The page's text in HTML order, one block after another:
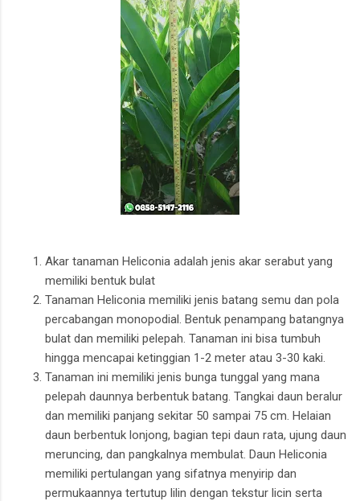
Akar tanaman Heliconia adalah jenis akar serabut yang
memiliki bentuk bulat
Tanaman Heliconia memiliki jenis batang semu dan pola
percabangan monopodial. Bentuk penampang batangnya
bulat dan memiliki pelepah. Tanaman ini bisa tumbuh
hingga mencapai ketinggian 1-2 meter atau 3-30 kaki.
Tanaman ini memiliki jenis bunga tunggal yang mana
pelepah daunnya berbentuk batang. Tangkai daun beralur
dan memiliki panjang sekitar 50 sampai 75 cm. Helaian
daun berbentuk lonjong, bagian tepi daun rata, ujung daun
meruncing, dan pangkalnya membulat. Daun Heliconia
memiliki pertulangan yang sifatnya menyirip dan
permukaannya tertutup lilin dengan tekstur licin serta